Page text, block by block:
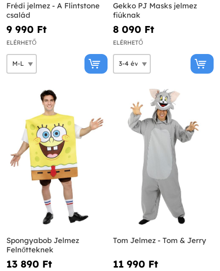
Frédi jelmez - A Flintstone
család
9 990 Ft‎
ELÉRHETŐ
Gekko PJ Masks jelmez
fiúknak
8 090 Ft‎
ELÉRHETŐ
Spongyabob Jelmez
Felnőtteknek
13 890 Ft‎
Tom Jelmez - Tom & Jerry
11 990 Ft‎